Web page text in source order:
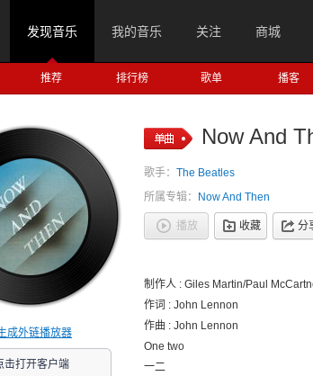
发现音乐 我的音乐 关注 商城
推荐 排行榜 歌单 播客